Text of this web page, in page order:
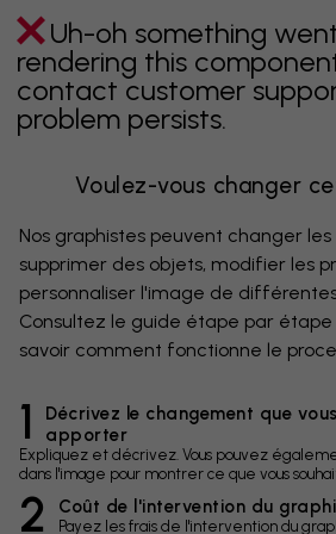
Uh-oh something
rendering this
contact customer
problem persists.
Voulez-vous changer
Nos graphistes peuvent changer
supprimer des objets, modifier les
personnaliser l'image de
Consultez le guide étape par étape
savoir comment fonctionne le
1
Décrivez le changement que
apporter
Expliquez et décrivez. Vous pouvez
dans l'image pour montrer ce que vous
2 Coût de l'intervention du
Payez les frais de l'intervention du